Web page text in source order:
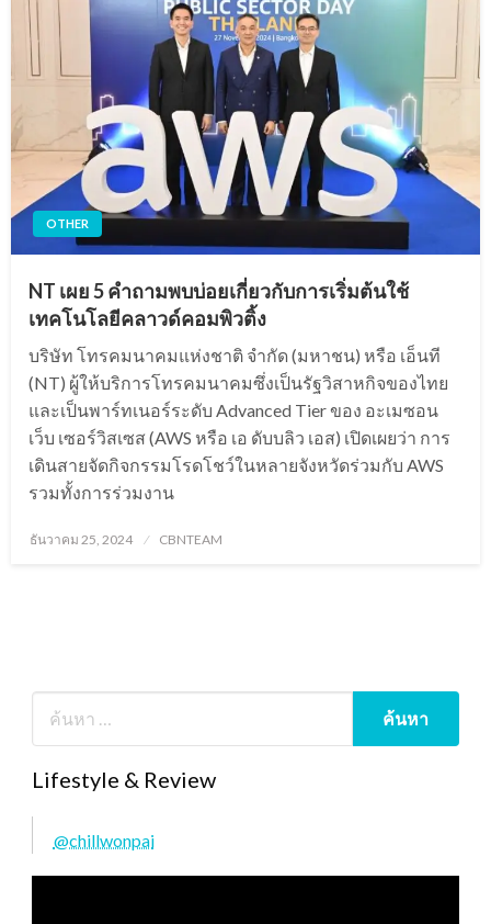
OTHER
NT เผย 5 คำถามพบบ่อยเกี่ยวกับการเริ่มต้นใช้
เทคโนโลยีคลาวด์คอมพิวติ้ง
บริษัท โทรคมนาคมแห่งชาติ จำกัด (มหาชน) หรือ เอ็นที
(NT) ผู้ให้บริการโทรคมนาคมซึ่งเป็นรัฐวิสาหกิจของไทย
และเป็นพาร์ทเนอร์ระดับ Advanced Tier ของ อะเมซอน
เว็บ เซอร์วิสเซส (AWS หรือ เอ ดับบลิว เอส) เปิดเผยว่า การ
เดินสายจัดกิจกรรมโรดโชว์ในหลายจังหวัดร่วมกับ AWS
รวมทั้งการร่วมงาน
Posted
ธันวาคม 25, 2024 CBNTEAM
Lifestyle & Review
@chillwonpai